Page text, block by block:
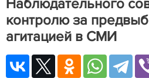
Наблюдательного
контролю за
агитацией в СМИ